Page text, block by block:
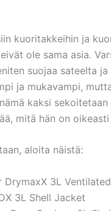
kuoritakkeihin ja
ole sama asia.
suojaa sateelta
ja mukavampi,
kaksi sekoitetaan
mitä hän on oikeasti
aloita näistä:
DrymaxX 3L
3L Shell Jacket